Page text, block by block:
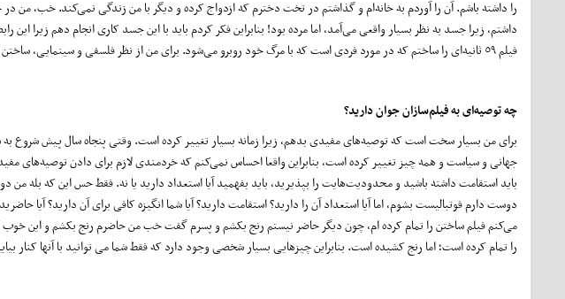
را داشته باشم. آن را آوردم به خانه‌ام و گذاشتم در تخت دخترم که ازدواج کرده و دیگر با من زندگی نمی‌کند. خب، من در
داشتم، زیرا جسد به نظر بسیار واقعی می‌آمد، اما مرده بود! بنابراین فکر کردم باید با این جسد کاری انجام دهم زیرا
فیلم ٥٩ ثانیه‌ای را ساختم که در مورد فردی است که با مرگ خود روبرو می‌شود. برای من از نظر فلسفی و سینمایی، ساختن این فیلم یک امر آشکار بود.
چه توصیه‌ای به فیلم‌سازان جوان دارید؟
برای من بسیار سخت است که توصیه‌های مفیدی بدهم، زیرا زمانه بسیار تغییر کرده است. وقتی پنجاه سال پیش شروع به
جهانی و سیاست و همه چیز تغییر کرده است، بنابراین واقعا احساس نمی‌کنم که خردمندی لازم برای دادن توصیه‌های مفید
باید استقامت داشته باشید و محدودیت‌هایت را بپذیرید، باید بفهمید آیا استعداد دارید یا نه. فقط حس این که بله
دوست دارم فوتبالیست بشوم، اما آیا استعداد آن را دارید؟ استقامت دارید؟ آیا شما انگیزه‌ کافی برای آن دارید؟ آیا
می‌کنم فیلم ساختن را تمام کرده ام، چون دیگر حاضر نیستم رنج بکشم و پسرم گفت خب من حاضرم رنج بکشم و این خوب
را تمام کرده است؛ اما رنج کشیده است. بنابراین چیزهایی بسیار شخصی وجود دارد که فقط شما می توانید با آنها کنار